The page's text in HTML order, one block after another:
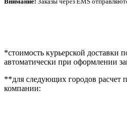
*стоимость курьерской доставки
автоматически при оформлении
**для следующих городов расчет
компании: